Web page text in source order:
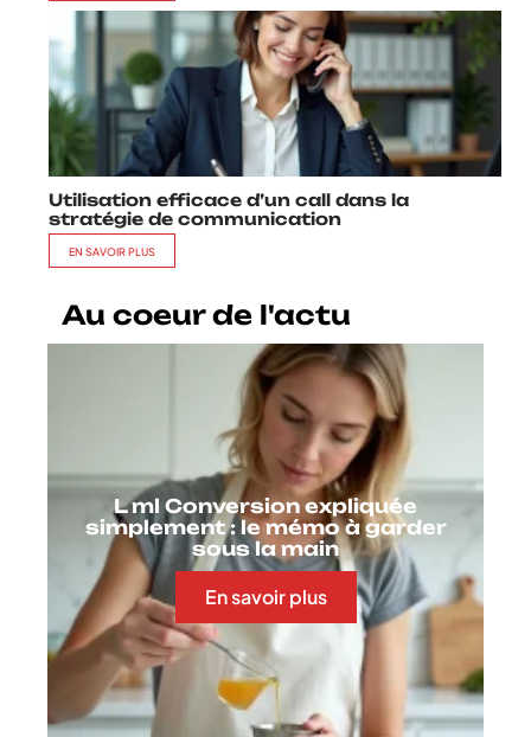
Utilisation efficace d’un call dans la
stratégie de communication
EN SAVOIR PLUS
Au coeur de l'actu
L ml Conversion expliquée
simplement : le mémo à garder
sous la main
En savoir plus